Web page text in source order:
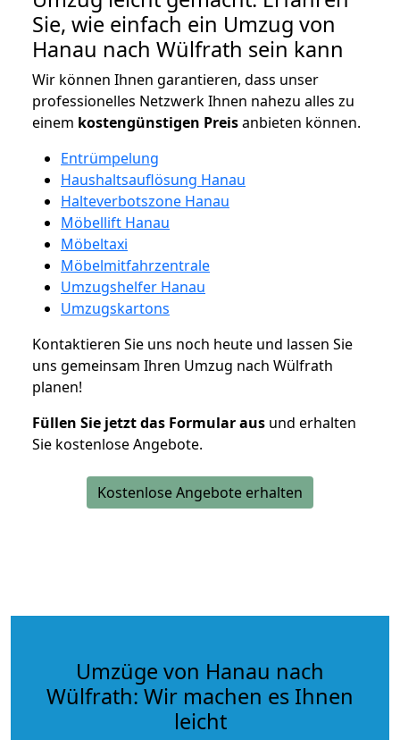
Sie, wie einfach ein Umzug von
Hanau nach Wülfrath sein kann
Wir können Ihnen garantieren, dass unser
professionelles Netzwerk Ihnen nahezu alles zu
einem kostengünstigen Preisanbieten können.
Entrümpelung
Haushaltsauflösung Hanau
Halteverbotszone Hanau
Möbellift Hanau
Möbeltaxi
Möbelmitfahrzentrale
Umzugshelfer Hanau
Umzugskartons
Kontaktieren Sie uns noch heute und lassen Sie
uns gemeinsam Ihren Umzug nach Wülfrath
planen!
Füllen Sie jetzt das Formular aus und erhalten
Sie kostenlose Angebote.
Kostenlose Angebote erhalten
Umzüge von Hanau nach
Wülfrath: Wir machen es Ihnen
leicht